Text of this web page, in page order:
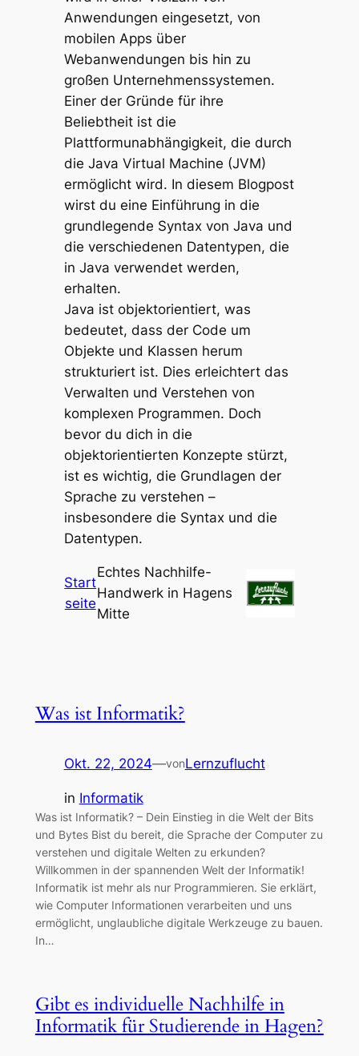
Anwendungen eingesetzt, von
mobilen Apps über
Webanwendungen bis hin zu
großen Unternehmenssystemen.
Einer der Gründe für ihre
Beliebtheit ist die
Plattformunabhängigkeit, die durch
die Java Virtual Machine (JVM)
ermöglicht wird. In diesem Blogpost
wirst du eine Einführung in die
grundlegende Syntax von Java und
die verschiedenen Datentypen, die
in Java verwendet werden,
erhalten.
Java ist objektorientiert, was
bedeutet, dass der Code um
Objekte und Klassen herum
strukturiert ist. Dies erleichtert das
Verwalten und Verstehen von
komplexen Programmen. Doch
bevor du dich in die
objektorientierten Konzepte stürzt,
ist es wichtig, die Grundlagen der
Sprache zu verstehen –
insbesondere die Syntax und die
Datentypen.
Start
seite
Echtes Nachhilfe-
Handwerk in Hagens
Mitte
Was ist Informatik?
Okt. 22, 2024—vonLernzuflucht
in Informatik
Was ist Informatik? – Dein Einstieg in die Welt der Bits
und Bytes Bist du bereit, die Sprache der Computer zu
verstehen und digitale Welten zu erkunden?
Willkommen in der spannenden Welt der Informatik!
Informatik ist mehr als nur Programmieren. Sie erklärt,
wie Computer Informationen verarbeiten und uns
ermöglicht, unglaubliche digitale Werkzeuge zu bauen.
In…
Gibt es individuelle Nachhilfe in
Informatik für Studierende in Hagen?